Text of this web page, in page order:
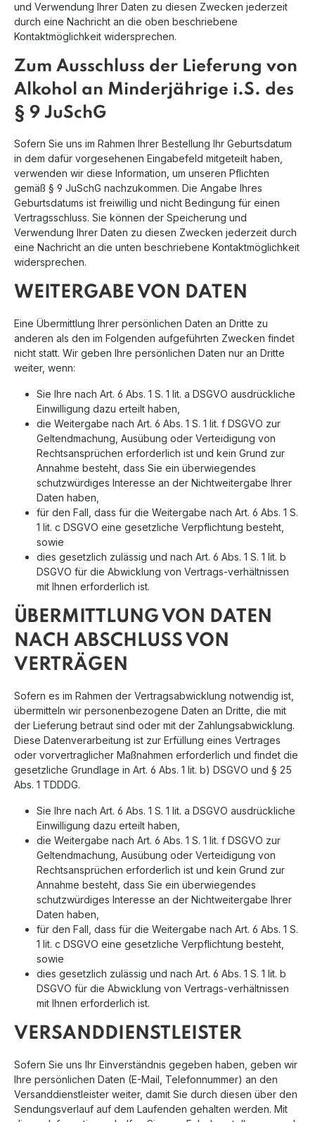
und Verwendung Ihrer Daten zu diesen Zwecken jederzeit
durch eine Nachricht an die oben beschriebene
Kontaktmöglichkeit widersprechen.
Zum Ausschluss der Lieferung von
Alkohol an Minderjährige i.S. des
§ 9 JuSchG
Sofern Sie uns im Rahmen Ihrer Bestellung Ihr Geburtsdatum
in dem dafür vorgesehenen Eingabefeld mitgeteilt haben,
verwenden wir diese Information, um unseren Pflichten
gemäß § 9 JuSchG nachzukommen. Die Angabe Ihres
Geburtsdatums ist freiwillig und nicht Bedingung für einen
Vertragsschluss. Sie können der Speicherung und
Verwendung Ihrer Daten zu diesen Zwecken jederzeit durch
eine Nachricht an die unten beschriebene Kontaktmöglichkeit
widersprechen.
WEITERGABE VON DATEN
Eine Übermittlung Ihrer persönlichen Daten an Dritte zu
anderen als den im Folgenden aufgeführten Zwecken findet
nicht statt. Wir geben Ihre persönlichen Daten nur an Dritte
weiter, wenn:
Sie Ihre nach Art. 6 Abs. 1 S. 1 lit. a DSGVO ausdrückliche
Einwilligung dazu erteilt haben,
die Weitergabe nach Art. 6 Abs. 1 S. 1 lit. f DSGVO zur
Geltendmachung, Ausübung oder Verteidigung von
Rechtsansprüchen erforderlich ist und kein Grund zur
Annahme besteht, dass Sie ein überwiegendes
schutzwürdiges Interesse an der Nichtweitergabe Ihrer
Daten haben,
für den Fall, dass für die Weitergabe nach Art. 6 Abs. 1 S.
1 lit. c DSGVO eine gesetzliche Verpflichtung besteht,
sowie
dies gesetzlich zulässig und nach Art. 6 Abs. 1 S. 1 lit. b
DSGVO für die Abwicklung von Vertrags-verhältnissen
mit Ihnen erforderlich ist.
ÜBERMITTLUNG VON DATEN
NACH ABSCHLUSS VON
VERTRÄGEN
Sofern es im Rahmen der Vertragsabwicklung notwendig ist,
übermitteln wir personenbezogene Daten an Dritte, die mit
der Lieferung betraut sind oder mit der Zahlungsabwicklung.
Diese Datenverarbeitung ist zur Erfüllung eines Vertrages
oder vorvertraglicher Maßnahmen erforderlich und findet die
gesetzliche Grundlage in Art. 6 Abs. 1 lit. b) DSGVO und § 25
Abs. 1 TDDDG.
Sie Ihre nach Art. 6 Abs. 1 S. 1 lit. a DSGVO ausdrückliche
Einwilligung dazu erteilt haben,
die Weitergabe nach Art. 6 Abs. 1 S. 1 lit. f DSGVO zur
Geltendmachung, Ausübung oder Verteidigung von
Rechtsansprüchen erforderlich ist und kein Grund zur
Annahme besteht, dass Sie ein überwiegendes
schutzwürdiges Interesse an der Nichtweitergabe Ihrer
Daten haben,
für den Fall, dass für die Weitergabe nach Art. 6 Abs. 1 S.
1 lit. c DSGVO eine gesetzliche Verpflichtung besteht,
sowie
dies gesetzlich zulässig und nach Art. 6 Abs. 1 S. 1 lit. b
DSGVO für die Abwicklung von Vertrags-verhältnissen
mit Ihnen erforderlich ist.
VERSANDDIENSTLEISTER
Sofern Sie uns Ihr Einverständnis gegeben haben, geben wir
Ihre persönlichen Daten (E-Mail, Telefonnummer) an den
Versanddienstleister weiter, damit Sie durch diesen über den
Sendungsverlauf auf dem Laufenden gehalten werden. Mit